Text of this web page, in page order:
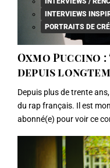
INTERVIEWS
PORTRAITS DE
Oxmo Puccino :
depuis
Depuis plus de trente
du rap français. Il est
abonné(e) pour voir ce